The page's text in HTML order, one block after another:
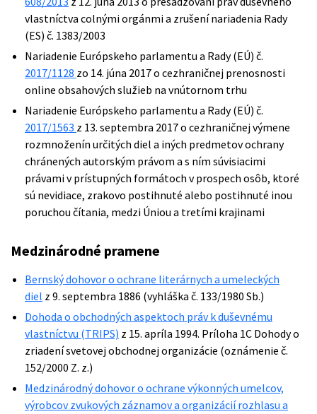
vlastníctva colnými orgánmi a zrušení nariadenia Rady
(ES) č. 1383/2003
Nariadenie Európskeho parlamentu a Rady (EÚ) č.
2017/1128 zo 14. júna 2017 o cezhraničnej prenosnosti
online obsahových služieb na vnútornom trhu
Nariadenie Európskeho parlamentu a Rady (EÚ) č.
2017/1563 z 13. septembra 2017 o cezhraničnej výmene
rozmnoženín určitých diel a iných predmetov ochrany
chránených autorským právom a s ním súvisiacimi
právami v prístupných formátoch v prospech osôb, ktoré
sú nevidiace, zrakovo postihnuté alebo postihnuté inou
poruchou čítania, medzi Úniou a tretími krajinami
Medzinárodné pramene
Bernský dohovor o ochrane literárnych a umeleckých
diel z 9. septembra 1886 (vyhláška č. 133/1980 Sb.)
Dohoda o obchodných aspektoch práv k duševnému
vlastníctvu (TRIPS) z 15. apríla 1994. Príloha 1C Dohody o
zriadení svetovej obchodnej organizácie (oznámenie č.
152/2000 Z. z.)
Medzinárodný dohovor o ochrane výkonných umelcov,
výrobcov zvukových záznamov a organizácií rozhlasu a